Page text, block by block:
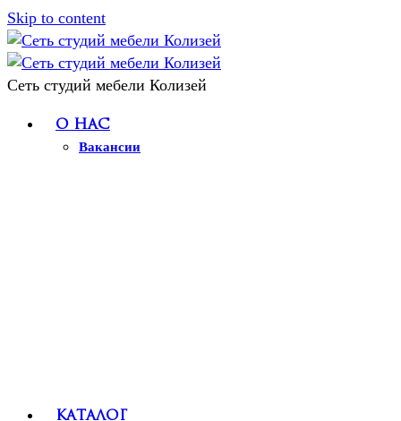
Skip to content
Сеть студий мебели Колизей
О нас
Вакансии
Каталог